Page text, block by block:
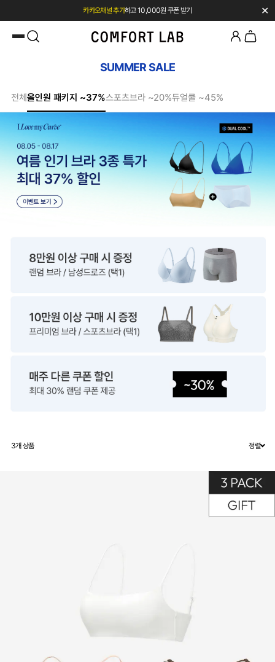
카카오채널 추가하고 10,000원 쿠폰 받기
첫 구매 시 베스트셀러 50% 즉시 할인
✕
SUMMER SALE
전체올인원 패키지 ~37%스포츠브라 ~20%듀얼쿨 ~45%
3개 상품 정렬